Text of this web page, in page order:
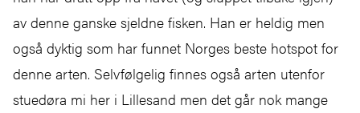
av denne ganske sjeldne fisken. Han er heldig men
også dyktig som har funnet Norges beste hotspot for
denne arten. Selvfølgelig finnes også arten utenfor
stuedøra mi her i Lillesand men det går nok mange